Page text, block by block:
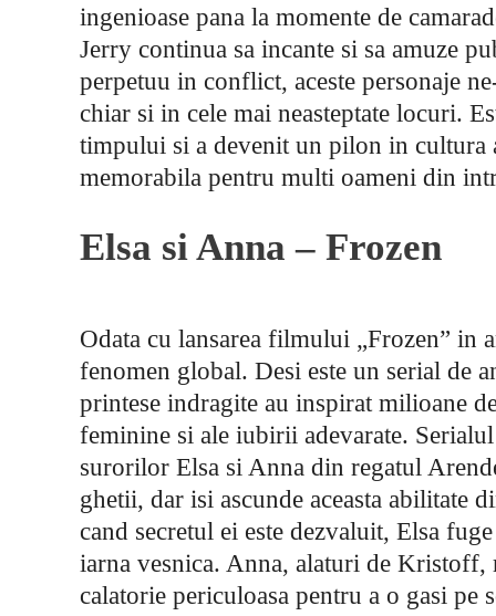
ingenioase pana la momente de
Jerry continua sa incante si sa amuze
perpetuu in conflict, aceste personaje
chiar si in cele mai neasteptate locuri.
timpului si a devenit un pilon in cultura
memorabila pentru multi oameni din
Elsa si Anna – Frozen
Odata cu lansarea filmului „Frozen” in
fenomen global. Desi este un serial de
printese indragite au inspirat milioane
feminine si ale iubirii adevarate. Serialul
surorilor Elsa si Anna din regatul
ghetii, dar isi ascunde aceasta abilitate
cand secretul ei este dezvaluit, Elsa
iarna vesnica. Anna, alaturi de
calatorie periculoasa pentru a o gasi pe